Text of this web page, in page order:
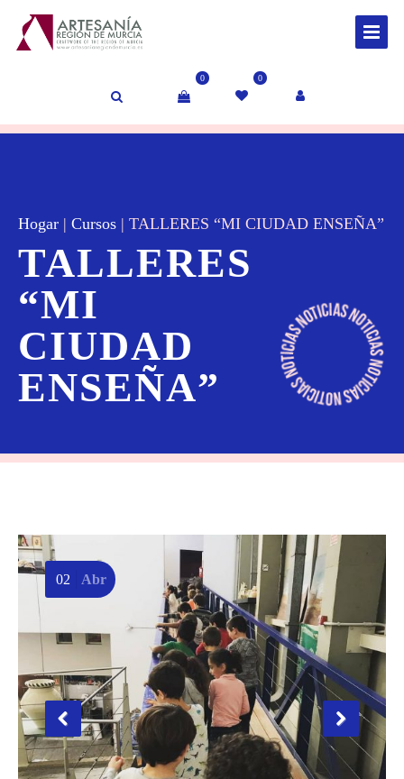
0 0
Hogar | Cursos | TALLERES “MI CIUDAD ENSEÑA”
TALLERES
“MI
CIUDAD
ENSEÑA”
02 Abr